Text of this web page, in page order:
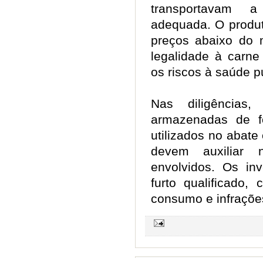
transportavam
adequada. O
preços abaixo do
legalidade à
os riscos à saúde
Nas diligências,
armazenadas de
utilizados no
devem auxiliar
envolvidos. Os
furto qualificado,
consumo e